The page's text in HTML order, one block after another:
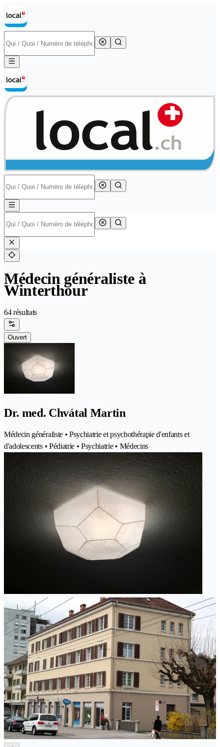
Médecin généraliste à
Winterthour
64 résultats
Ouvert
Dr. med. Chvátal Martin
Médecin généraliste • Psychiatrie et psychothérapie d'enfants et
d'adolescents • Pédiatrie • Psychiatrie • Médecins